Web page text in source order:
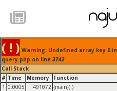
( ! ) Warning: Undefined array key 0
query.php on line 3742
Call Stack
# Time Memory Function
1 0.0005 491072 {main}( )